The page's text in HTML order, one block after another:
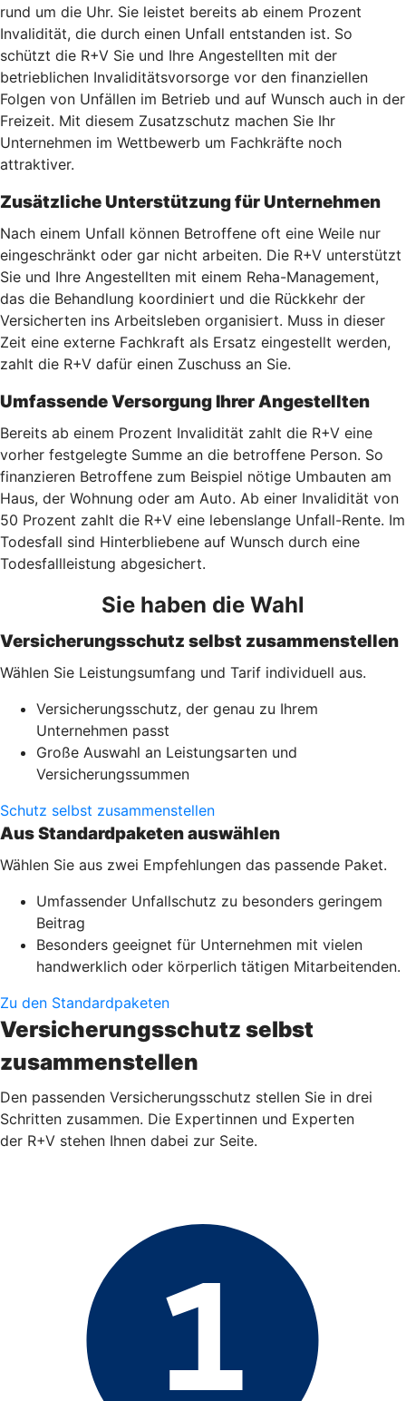
rund um die Uhr. Sie leistet bereits ab einem Prozent
Invalidität, die durch einen Unfall entstanden ist. So
schützt die R+V Sie und Ihre Angestellten mit der
betrieblichen Invaliditätsvorsorge vor den finanziellen
Folgen von Unfällen im Betrieb und auf Wunsch auch in der
Freizeit. Mit diesem Zusatzschutz machen Sie Ihr
Unternehmen im Wettbewerb um Fachkräfte noch
attraktiver.
Zusätzliche Unterstützung für Unternehmen
Nach einem Unfall können Betroffene oft eine Weile nur
eingeschränkt oder gar nicht arbeiten. Die R+V unterstützt
Sie und Ihre Angestellten mit einem Reha-Management,
das die Behandlung koordiniert und die Rückkehr der
Versicherten ins Arbeitsleben organisiert. Muss in dieser
Zeit eine externe Fachkraft als Ersatz eingestellt werden,
zahlt die R+V dafür einen Zuschuss an Sie.
Umfassende Versorgung Ihrer Angestellten
Bereits ab einem Prozent Invalidität zahlt die R+V eine
vorher festgelegte Summe an die betroffene Person. So
finanzieren Betroffene zum Beispiel nötige Umbauten am
Haus, der Wohnung oder am Auto. Ab einer Invalidität von
50 Prozent zahlt die R+V eine lebenslange Unfall-Rente. Im
Todesfall sind Hinterbliebene auf Wunsch durch eine
Todesfallleistung abgesichert.
Sie haben die Wahl
Versicherungsschutz selbst zusammenstellen
Wählen Sie Leistungsumfang und Tarif individuell aus.
Versicherungsschutz, der genau zu Ihrem
Unternehmen passt
Große Auswahl an Leistungsarten und
Versicherungssummen
Schutz selbst zusammenstellen
Aus Standardpaketen auswählen
Wählen Sie aus zwei Empfehlungen das passende Paket.
Umfassender Unfallschutz zu besonders geringem
Beitrag
Besonders geeignet für Unternehmen mit vielen
handwerklich oder körperlich tätigen Mitarbeitenden.
Zu den Standardpaketen
Versicherungsschutz selbst
zusammenstellen
Den passenden Versicherungsschutz stellen Sie in drei
Schritten zusammen. Die Expertinnen und Experten
der R+V stehen Ihnen dabei zur Seite.